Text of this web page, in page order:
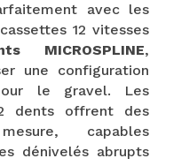
avec les
12 vitesses
MICROSPLINE,
une configuration
le gravel. Les
dents offrent des
capables
dénivelés abrupts